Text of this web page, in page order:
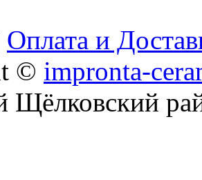
Оплата и
© impronta-
Щёлковский